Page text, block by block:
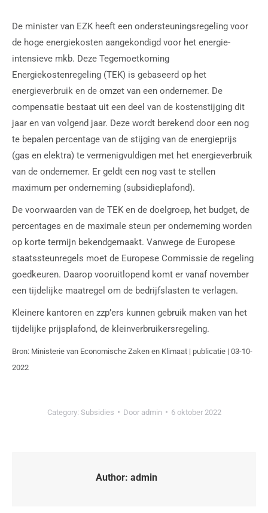
De minister van EZK heeft een ondersteuningsregeling voor
de hoge energiekosten aangekondigd voor het energie-
intensieve mkb. Deze Tegemoetkoming
Energiekostenregeling (TEK) is gebaseerd op het
energieverbruik en de omzet van een ondernemer. De
compensatie bestaat uit een deel van de kostenstijging dit
jaar en van volgend jaar. Deze wordt berekend door een nog
te bepalen percentage van de stijging van de energieprijs
(gas en elektra) te vermenigvuldigen met het energieverbruik
van de ondernemer. Er geldt een nog vast te stellen
maximum per onderneming (subsidieplafond).
De voorwaarden van de TEK en de doelgroep, het budget, de
percentages en de maximale steun per onderneming worden
op korte termijn bekendgemaakt. Vanwege de Europese
staatssteunregels moet de Europese Commissie de regeling
goedkeuren. Daarop vooruitlopend komt er vanaf november
een tijdelijke maatregel om de bedrijfslasten te verlagen.
Kleinere kantoren en zzp’ers kunnen gebruik maken van het
tijdelijke prijsplafond, de kleinverbruikersregeling.
Bron: Ministerie van Economische Zaken en Klimaat | publicatie | 03-10-
2022
Category: Subsidies Door admin 6 oktober 2022
Author: admin